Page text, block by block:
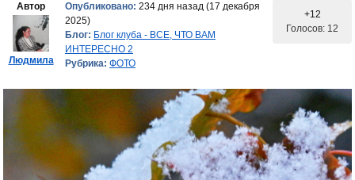
Автор
Людмила
Опубликовано: 234 дня назад (17 декабря
2025)
Блог: Блог клуба - ВСЕ, ЧТО ВАМ
ИНТЕРЕСНО 2
Рубрика: ФОТО
+12
Голосов: 12